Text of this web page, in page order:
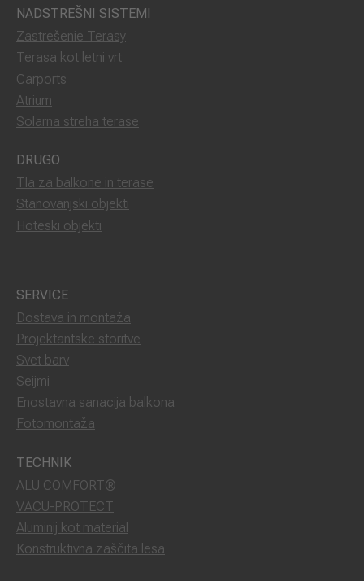
NADSTREŠNI SISTEMI
Zastrešenie Terasy
Terasa kot letni vrt
Carports
Atrium
Solarna streha terase
DRUGO
Tla za balkone in terase
Stanovanjski objekti
Hoteski objekti
SERVICE
Dostava in montaža
Projektantske storitve
Svet barv
Seijmi
Enostavna sanacija balkona
Fotomontaža
TECHNIK
ALU COMFORT®
VACU-PROTECT
Aluminij kot material
Konstruktivna zaščita lesa